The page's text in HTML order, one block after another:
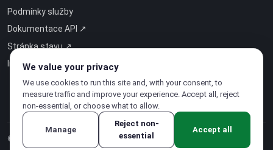
Podmínky služby
Dokumentace API ↗
Stránka stavu ↗
Inteligence jako služba ↗
© 2026 CloudSigma Holding AG.Všechna práva vyhrazena
We value your privacy
We use cookies to run this site and, with your consent, to
measure traffic and improve your experience. Accept all, reject
non-essential, or choose what to allow.
Manage
Reject non-
essential
Accept all